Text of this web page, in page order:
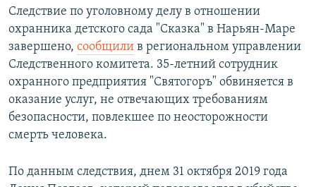
Все сайты РСЕ/РС
Следствие по уголовному делу в отношении
охранника детского сада "Сказка" в Нарьян-Маре
завершено, сообщили в региональном управлении
Следственного комитета. 35-летний сотрудник
охранного предприятия "Святогоръ" обвиняется в
оказание услуг, не отвечающих требованиям
безопасности, повлекшее по неосторожности
смерть человека.
По данным следствия, днем 31 октября 2019 года